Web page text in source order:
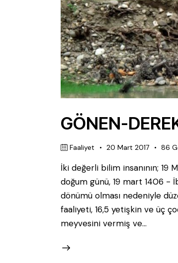
GÖNEN-
Faaliyet 20 Mart 2017 86
İki değerli bilim insanının; 19
doğum günü, 19 mart 1406 -
dönümü olması nedeniyle
faaliyeti, 16,5 yetişkin ve üç
meyvesini vermiş ve…